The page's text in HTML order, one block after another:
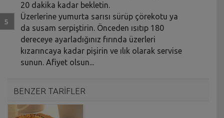
20 dakika kadar bekletin.
Üzerlerine yumurta sarısı sürüp çörekotu ya
da susam serpiştirin. Önceden ısıtıp 180
dereceye ayarladığınız fırında üzerleri
kızarıncaya kadar pişirin ve ılık olarak servise
sunun. Afiyet olsun...
BENZER TARİFLER